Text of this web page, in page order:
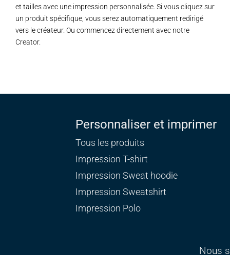
et tailles avec une impression personnalisée. Si vous cliquez sur
un produit spécifique, vous serez automatiquement redirigé
vers le créateur. Ou commencez directement avec notre
Creator.
Personnaliser et imprimer
Tous les produits
Impression T-shirt
Impression Sweat hoodie
Impression Sweatshirt
Impression Polo
Nous